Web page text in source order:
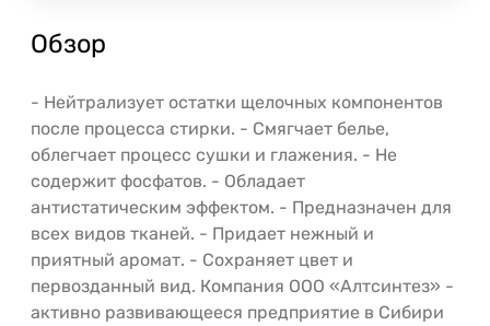
Обзор
- Нейтрализует остатки щелочных компонентов
после процесса стирки. - Смягчает белье,
облегчает процесс сушки и глажения. - Не
содержит фосфатов. - Обладает
антистатическим эффектом. - Предназначен для
всех видов тканей. - Придает нежный и
приятный аромат. - Сохраняет цвет и
первозданный вид. Компания ООО «Алтсинтез» -
активно развивающееся предприятие в Сибири